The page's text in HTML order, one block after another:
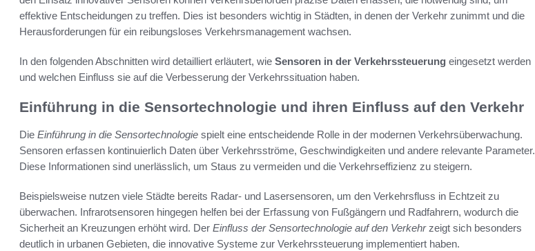
effektive Entscheidungen zu treffen. Dies ist besonders wichtig in Städten, in denen der Verkehr zunimmt und die
Herausforderungen für ein reibungsloses Verkehrsmanagement wachsen.
In den folgenden Abschnitten wird detailliert erläutert, wie Sensoren in der Verkehrssteuerung eingesetzt werden
und welchen Einfluss sie auf die Verbesserung der Verkehrssituation haben.
Einführung in die Sensortechnologie und ihren Einfluss auf den Verkehr
Die Einführung in die Sensortechnologie spielt eine entscheidende Rolle in der modernen Verkehrsüberwachung.
Sensoren erfassen kontinuierlich Daten über Verkehrsströme, Geschwindigkeiten und andere relevante Parameter.
Diese Informationen sind unerlässlich, um Staus zu vermeiden und die Verkehrseffizienz zu steigern.
Beispielsweise nutzen viele Städte bereits Radar- und Lasersensoren, um den Verkehrsfluss in Echtzeit zu
überwachen. Infrarotsensoren hingegen helfen bei der Erfassung von Fußgängern und Radfahrern, wodurch die
Sicherheit an Kreuzungen erhöht wird. Der Einfluss der Sensortechnologie auf den Verkehrzeigt sich besonders
deutlich in urbanen Gebieten, die innovative Systeme zur Verkehrssteuerung implementiert haben.